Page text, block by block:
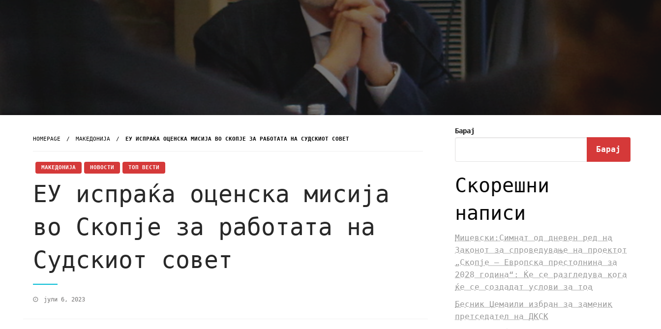
HOMEPAGE МАКЕДОНИЈА ЕУ ИСПРАЌА ОЦЕНСКА МИСИЈА ВО СКОПЈЕ ЗА РАБОТАТА НА СУДСКИОТ СОВЕТ
МАКЕДОНИЈА НОВОСТИ ТОП ВЕСТИ
ЕУ испраќа оценска мисија
во Скопје за работата на
Судскиот совет
јули 6, 2023
Барај
Барај
Скорешни
написи
Мицевски:Симнат од дневен ред на
Законот за спроведување на проектот
„Скопје – Европска престолнина за
2028 година“: Ќе се разгледува кога
ќе се создадат услови за тоа
Бесник Џемаили избран за заменик
претседател на ДКСК